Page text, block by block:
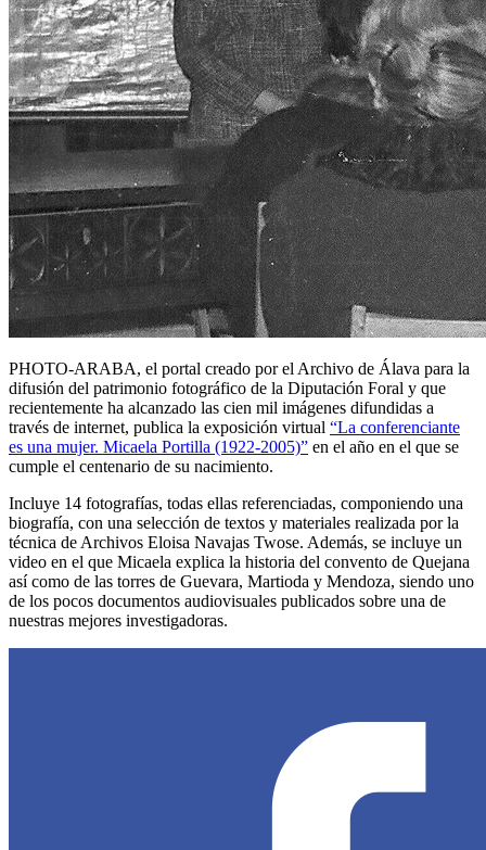
PHOTO-ARABA, el portal creado por el Archivo de Álava para la
difusión del patrimonio fotográfico de la Diputación Foral y que
recientemente ha alcanzado las cien mil imágenes difundidas a
través de internet, publica la exposición virtual “La conferenciante
es una mujer. Micaela Portilla (1922-2005)” en el año en el que se
cumple el centenario de su nacimiento.
Incluye 14 fotografías, todas ellas referenciadas, componiendo una
biografía, con una selección de textos y materiales realizada por la
técnica de Archivos Eloisa Navajas Twose. Además, se incluye un
video en el que Micaela explica la historia del convento de Quejana
así como de las torres de Guevara, Martioda y Mendoza, siendo uno
de los pocos documentos audiovisuales publicados sobre una de
nuestras mejores investigadoras.